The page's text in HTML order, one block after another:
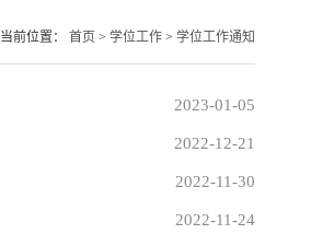
当前位置： 首页 > 学位工作 > 学位工作通知
2023-01-05
2022-12-21
2022-11-30
2022-11-24